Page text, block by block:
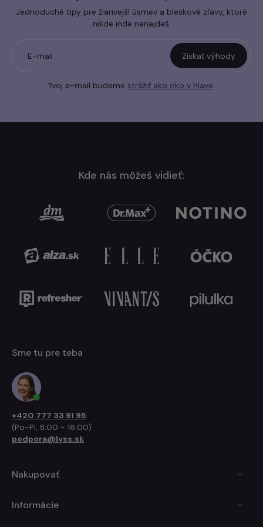
Jednoduché tipy pre žiarivejší úsmev a bleskové zľavy, ktoré
nikde inde nenajdeš.
E-mail Získať výhody
Tvoj e-mail budeme strážiť ako oko v hlave.
Kde nás môžeš vidieť:
Sme tu pre teba
+420 777 33 91 95
(Po-Pi, 8:00 - 16:00)
podpora@lyss.sk
Nakupovať
Informácie